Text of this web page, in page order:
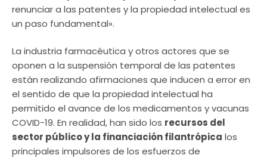
renunciar a las patentes y la propiedad intelectual es
un paso fundamental».
La industria farmacéutica y otros actores que se
oponen a la suspensión temporal de las patentes
están realizando afirmaciones que inducen a error en
el sentido de que la propiedad intelectual ha
permitido el avance de los medicamentos y vacunas
COVID-19. En realidad, han sido los recursos del
sector público y la financiación filantrópica los
principales impulsores de los esfuerzos de